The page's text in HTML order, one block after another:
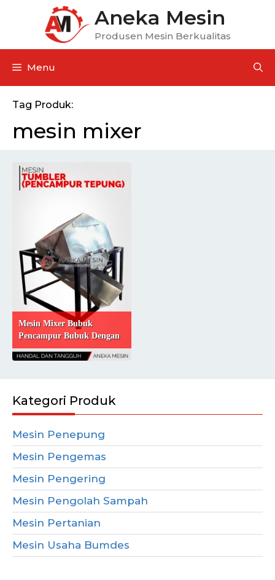
Aneka Mesin
Produsen Mesin Berkualitas
Menu
Tag Produk:
mesin mixer
Mesin Mixer Bubuk
Pencampur Bubuk Dengan
Optimal
Kategori Produk
Mesin Penepung
Mesin Pengemas
Mesin Pengering
Mesin Pengolah Sampah
Mesin Pertanian
Mesin Usaha Bumdes